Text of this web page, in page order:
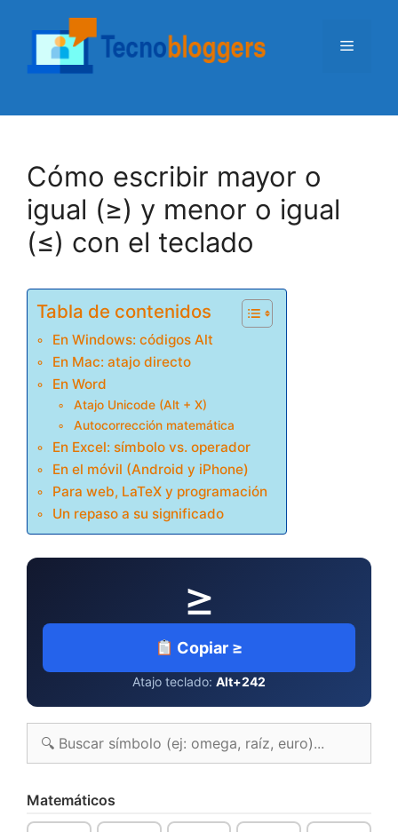
contenido
Menú
Cómo escribir mayor o
igual (≥) y menor o igual
(≤) con el teclado
Tabla de contenidos
En Windows: códigos Alt
En Mac: atajo directo
En Word
Atajo Unicode (Alt + X)
Autocorrección matemática
En Excel: símbolo vs. operador
En el móvil (Android y iPhone)
Para web, LaTeX y programación
Un repaso a su significado
≥
Copiar ≥
Atajo teclado: Alt+242
Matemáticos